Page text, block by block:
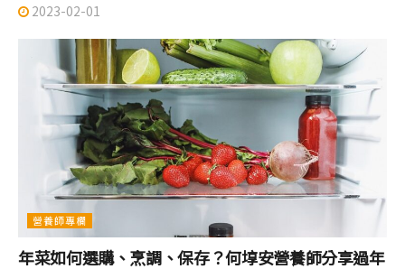
2023-02-01
營養師專欄
年菜如何選購、烹調、保存？何埻安營養師分享過年